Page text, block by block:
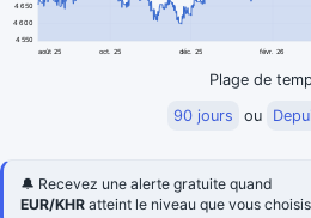
4 550
4 600
4 650
août 25 oct. 25 déc. 25 févr. 26
Plage de
90 jours
ou
🔔 Recevez une alerte gratuite quand
EUR/KHR atteint le niveau que vous